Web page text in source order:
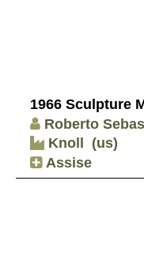
1966 Sculpture
Roberto
Knoll
(us)
Assise